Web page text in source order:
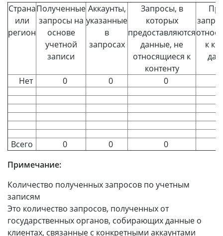
Страна
или
регион
Полученные
запросы на
основе
учетной
записи
Аккаунты,
указанные
в
запросах
Запросы, в
которых
предоставляются
данные, не
относящиеся к
контенту
к
Нет 0 0 0
Всего 0 0 0
Примечание:
Количество полученных запросов по учетным
записям
Это количество запросов, полученных от
государственных органов, собирающих данные о
клиентах, связанные с конкретными аккаунтами